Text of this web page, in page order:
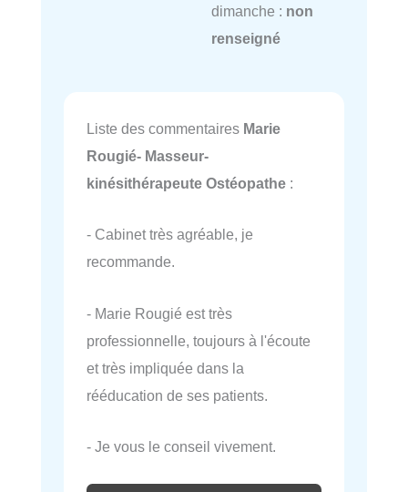
dimanche : non
renseigné
Liste des commentaires Marie
Rougié- Masseur-
kinésithérapeute Ostéopathe :
- Cabinet très agréable, je
recommande.
- Marie Rougié est très
professionnelle, toujours à l'écoute
et très impliquée dans la
rééducation de ses patients.
- Je vous le conseil vivement.